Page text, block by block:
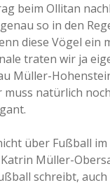
beim Ollitan
so in den
diese Vögel ein
traten wir ja
Müller-
natürlich
über Fußball
Müller-
schreibt,